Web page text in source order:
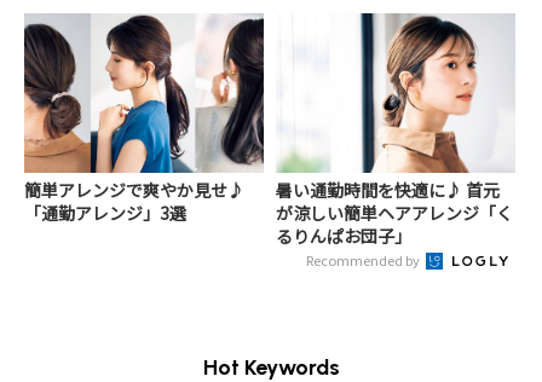
簡単アレンジで爽やか見せ♪
「通勤アレンジ」3選
暑い通勤時間を快適に♪ 首元
が涼しい簡単ヘアアレンジ「く
るりんぱお団子」
Recommended by
Hot Keywords